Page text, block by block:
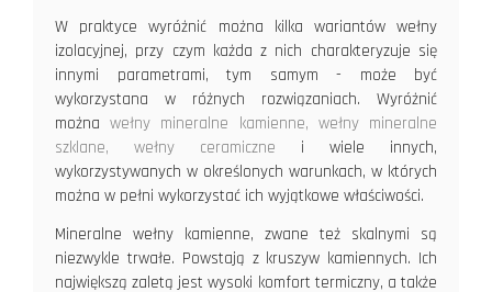
W praktyce wyróżnić można kilka wariantów wełny
izolacyjnej, przy czym każda z nich charakteryzuje się
innymi parametrami, tym samym - może być
wykorzystana w różnych rozwiązaniach. Wyróżnić
można wełny mineralne kamienne, wełny mineralne
szklane, wełny ceramiczne i wiele innych,
wykorzystywanych w określonych warunkach, w których
można w pełni wykorzystać ich wyjątkowe właściwości.
Mineralne wełny kamienne, zwane też skalnymi są
niezwykle trwałe. Powstają z kruszyw kamiennych. Ich
największą zaletą jest wysoki komfort termiczny, a także